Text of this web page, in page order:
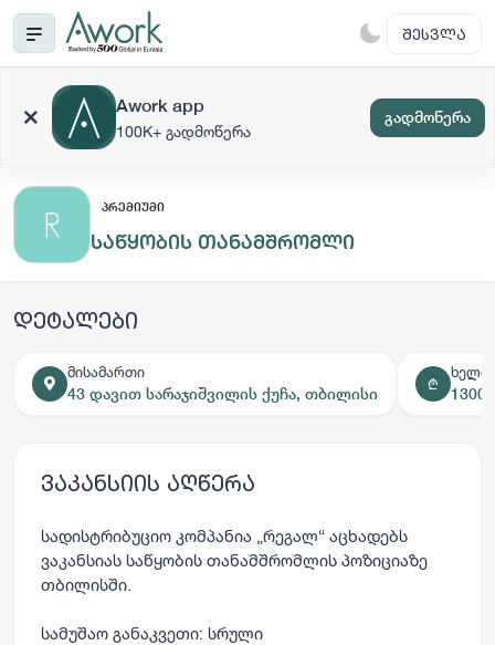
ᲨᲔᲡᲕᲚᲐ
Awork app
100K+ გადმოწერა
გადმოწერა
ᲞᲠᲔᲛᲘᲣᲛᲘ
საწყობის თანამშრომლი
დეტალები
მისამართი
43 დავით სარაჯიშვილის ქუჩა, თბილისი
₾
1300
ვაკანსიის აღწერა
სადისტრიბუციო კომპანია „რეგალ“ აცხადებს
ვაკანსიას საწყობის თანამშრომლის პოზიციაზე
თბილისში.
სამუშაო განაკვეთი: სრული